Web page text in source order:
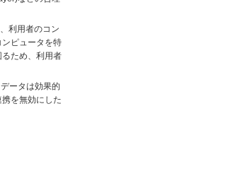
利用者のコン
ピュータを特
ため、利用者
ータは効果的
を無効にした